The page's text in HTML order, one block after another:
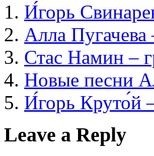
И́горь
Алла
Стас Намин –
Новые песни
И́горь Круто́й
Leave a Reply